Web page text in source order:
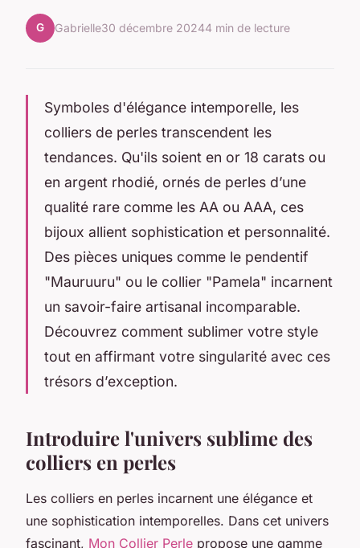
G Gabrielle30 décembre 20244 min de lecture
Symboles d'élégance intemporelle, les
colliers de perles transcendent les
tendances. Qu'ils soient en or 18 carats ou
en argent rhodié, ornés de perles d’une
qualité rare comme les AA ou AAA, ces
bijoux allient sophistication et personnalité.
Des pièces uniques comme le pendentif
"Mauruuru" ou le collier "Pamela" incarnent
un savoir-faire artisanal incomparable.
Découvrez comment sublimer votre style
tout en affirmant votre singularité avec ces
trésors d’exception.
Introduire l'univers sublime des
colliers en perles
Les colliers en perles incarnent une élégance et
une sophistication intemporelles. Dans cet univers
fascinant, Mon Collier Perle propose une gamme